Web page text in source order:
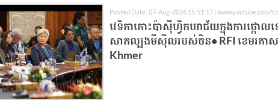
Posted Date: 07-Aug-2026 15:51:17 |
វេទិកាកោះប៉ាស៊ីហ្វិកបរាជ័យក្នុងការថ្កោ
សាកល្បងមីស៊ីលរបស់ចិន• RFI ខេមរភាស
Khmer